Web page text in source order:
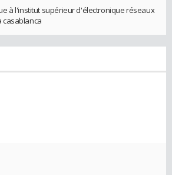
à l'institut supérieur d'électronique réseaux
casablanca